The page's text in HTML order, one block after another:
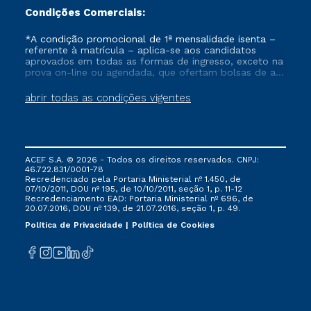
Condições Comerciais:
abrir todas as condições vigentes
*A condição promocional de 1ª mensalidade isenta –
referente à matrícula – aplica-se aos candidatos
aprovados em todas as formas de ingresso, exceto na
prova on-line ou agendada, que ofertam bolsas de até
vigente, que ainda não tenham efetivado e/ou não
tenham cancelado ou trancado sua matrícula em uma
via FIES, Prouni e outros programas governamentais, e
não se acumula com nenhuma outra campanha
ofertada pela Instituição.
ACEF S.A. © 2026 - Todos os direitos reservados. CNPJ:
46.722.831/0001-78
Recredenciado pela Portaria Ministerial nº 1.450, de
07/10/2011, DOU nº 195, de 10/10/2011, seção 1, p. 11-12
Recredenciamento EAD: Portaria Ministerial nº 696, de
20.07.2016, DOU nº 139, de 21.07.2016, seção 1, p. 49.
Política de Privacidade
Política de Cookies